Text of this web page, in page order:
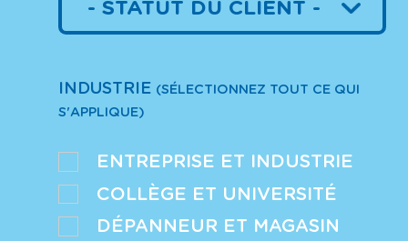
- STATUT DU CLIENT -
INDUSTRIE (SÉLECTIONNEZ TOUT CE QUI
S'APPLIQUE)
ENTREPRISE ET INDUSTRIE
COLLÈGE ET UNIVERSITÉ
DÉPANNEUR ET MAGASIN